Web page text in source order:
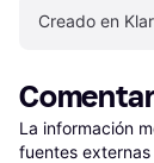
Creado en
La información
fuentes